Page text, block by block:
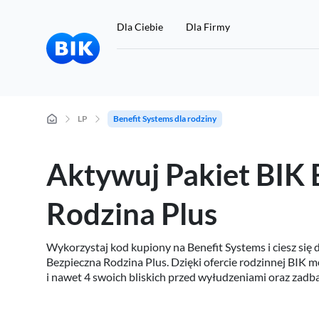
Dla Ciebie Dla Firmy
Chcę się sprawdzić
BIK, kliknij tutaj:
Rejestracja i zakup Raportu BIK 49 zł
LP Benefit Systems dla rodziny
Aktywuj Pakiet BIK
Rodzina Plus
Wykorzystaj kod kupiony na Benefit Systems i ciesz się
Bezpieczna Rodzina Plus. Dzięki ofercie rodzinnej BIK
i nawet 4 swoich bliskich przed wyłudzeniami oraz